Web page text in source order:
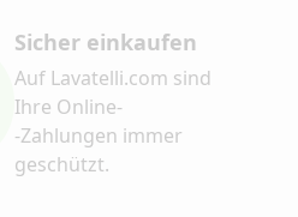
Sicher einkaufen
Auf Lavatelli.com sind
Ihre Online-
-Zahlungen immer
geschützt.